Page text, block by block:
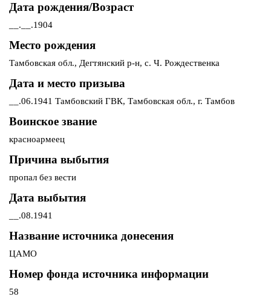
Дата рождения/Возраст
__.__.1904
Место рождения
Тамбовская обл., Дегтянский р-н, с. Ч. Рождественка
Дата и место призыва
__.06.1941 Тамбовский ГВК, Тамбовская обл., г. Тамбов
Воинское звание
красноармеец
Причина выбытия
пропал без вести
Дата выбытия
__.08.1941
Название источника донесения
ЦАМО
Номер фонда источника информации
58